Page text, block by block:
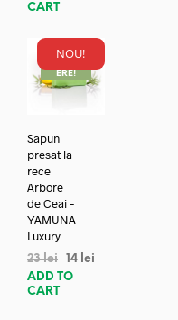
CART
NOU!
REDUC
ERE!
Sapun
presat la
rece
Arbore
de Ceai –
YAMUNA
Luxury
23lei 14 lei
ADD TO
CART